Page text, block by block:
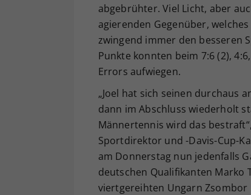
abgebrühter. Viel Licht, aber
agierenden Gegenüber,
zwingend immer den besseren
Punkte konnten beim 7:6 (2),
Errors aufwiegen.
„Joel hat sich seinen durchaus
dann im Abschluss wiederholt
Männertennis wird das
Sportdirektor und -Davis-Cup-
am Donnerstag nun jedenfalls
deutschen Qualifikanten Marko
viertgereihten Ungarn Zsombor